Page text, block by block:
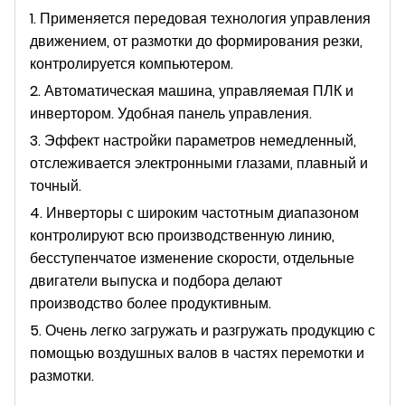
1. Применяется передовая технология управления
движением, от размотки до формирования резки,
контролируется компьютером.
2. Автоматическая машина, управляемая ПЛК и
инвертором. Удобная панель управления.
3. Эффект настройки параметров немедленный,
отслеживается электронными глазами, плавный и
точный.
4. Инверторы с широким частотным диапазоном
контролируют всю производственную линию,
бесступенчатое изменение скорости, отдельные
двигатели выпуска и подбора делают
производство более продуктивным.
5. Очень легко загружать и разгружать продукцию с
помощью воздушных валов в частях перемотки и
размотки.